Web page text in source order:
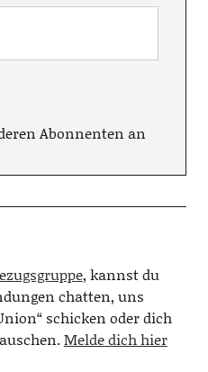
Abonnenten an
, kannst du
chatten, uns
schicken oder dich
Melde dich hier